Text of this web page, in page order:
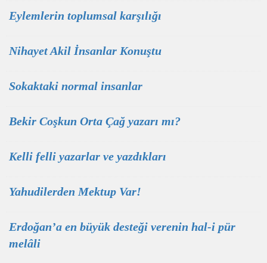
Eylemlerin toplumsal karşılığı
Nihayet Akil İnsanlar Konuştu
Sokaktaki normal insanlar
Bekir Coşkun Orta Çağ yazarı mı?
Kelli felli yazarlar ve yazdıkları
Yahudilerden Mektup Var!
Erdoğan’a en büyük desteği verenin hal-i pür
melâli